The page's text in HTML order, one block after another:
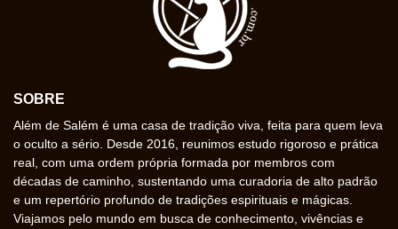
SOBRE
Além de Salém é uma casa de tradição viva, feita para quem leva
o oculto a sério. Desde 2016, reunimos estudo rigoroso e prática
real, com uma ordem própria formada por membros com
décadas de caminho, sustentando uma curadoria de alto padrão
e um repertório profundo de tradições espirituais e mágicas.
Viajamos pelo mundo em busca de conhecimento, vivências e